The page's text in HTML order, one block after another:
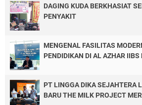
DAGING KUDA BERKHASIAT
PENYAKIT
MENGENAL FASILITAS
PENDIDIKAN DI AL AZHAR IIBS
PT LINGGA DIKA SEJAHTERA
BARU THE MILK PROJECT